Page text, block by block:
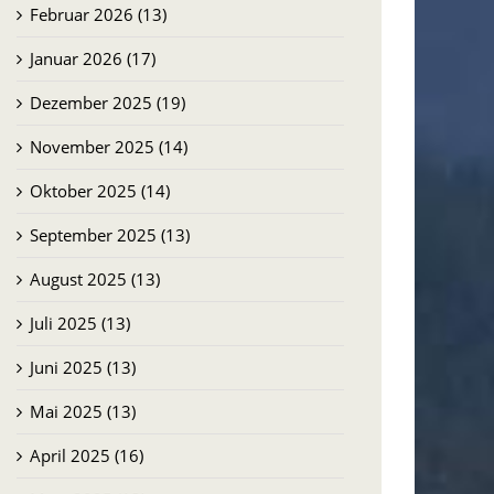
Februar 2026 (13)
Januar 2026 (17)
Dezember 2025 (19)
November 2025 (14)
Oktober 2025 (14)
September 2025 (13)
August 2025 (13)
Juli 2025 (13)
Juni 2025 (13)
Mai 2025 (13)
April 2025 (16)